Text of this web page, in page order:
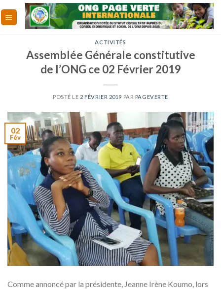
to
content
ACTIVITÉS
Assemblée Générale constitutive
de l’ONG ce 02 Février 2019
POSTÉ LE 2 FÉVRIER 2019 PAR PAGEVERTE
02
Fév
Comme annoncé par la présidente, Jeanne Irène Koumo, lors